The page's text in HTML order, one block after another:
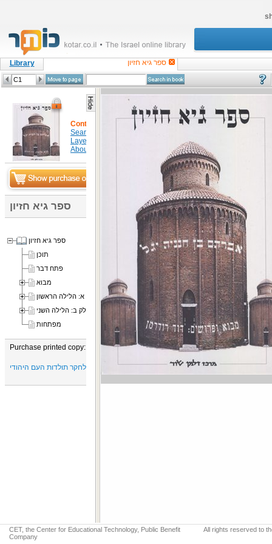
Library ספר גיא חזיון
Content
Search in item
Layers
About
ספר גיא חזיון
ספר גיא חזיון
תוכן
פתח דבר
מבוא
חלק א: הלילה הראשון
חלק ב: הלילה השני
מפתחות
Purchase printed copy:
מרכז זלמן שזר לחקר תולדות העם היהודי
CET, the Center for Educational Technology, Public Benefit
Company
All rights reserved to